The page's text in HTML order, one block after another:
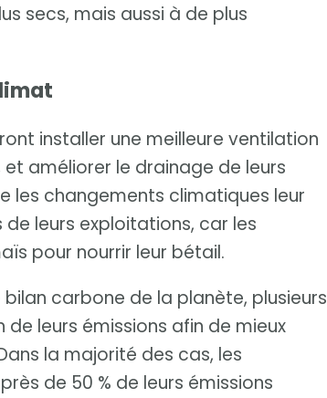
secs, mais aussi à de plus
installer une meilleure ventilation
améliorer le drainage de leurs
les changements climatiques leur
leurs exploitations, car les
pour nourrir leur bétail.
carbone de la planète, plusieurs
leurs émissions afin de mieux
la majorité des cas, les
de 50 % de leurs émissions